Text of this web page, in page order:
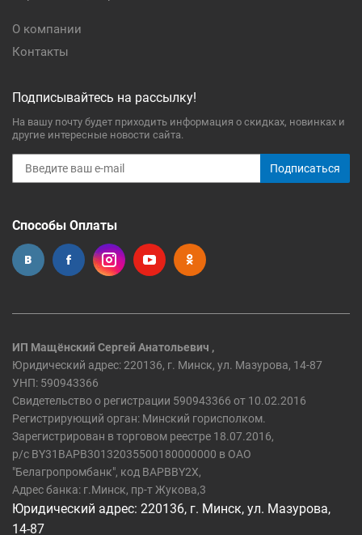
О компании
Контакты
Подписывайтесь на рассылку!
На вашу почту будет приходить информация о скидках, новинках и
другие интересные новости сайта.
Подписаться
Способы Оплаты
ИП Мащёнский Сергей Анатольевич ,
Юридический адрес: 220136, г. Минск, ул. Мазурова, 14-87
УНП: 590943366
Свидетельство о регистрации 590943366 от 10.02.2016
Регистрирующий орган: Минский горисполком.
Зарегистрирован в торговом реестре 18.07.2016,
р/c BY31BAPB30132035500180000000 в ОАО
"Белагропромбанк", код BAPBBY2X,
Адрес банка: г.Минск, пр-т Жукова,3
Юридический адрес: 220136, г. Минск, ул. Мазурова,
14-87